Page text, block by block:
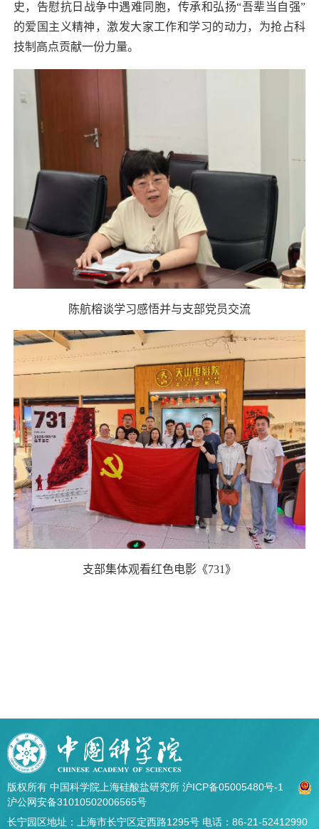
史，告慰抗日战争中遇难同胞，传承和弘扬“吾辈当自强”
的爱国主义精神，激发大家工作和学习的动力，为抢占科
技制高点贡献一份力量。
陈航榕谈学习感悟并与支部党员交流
支部集体观看红色电影《731 》
版权所有 中国科学院上海硅酸盐研究所 沪ICP备05005480号-1
沪公网安备31010502006565号
长宁园区地址：上海市长宁区定西路1295号 电话：86-21-52412990